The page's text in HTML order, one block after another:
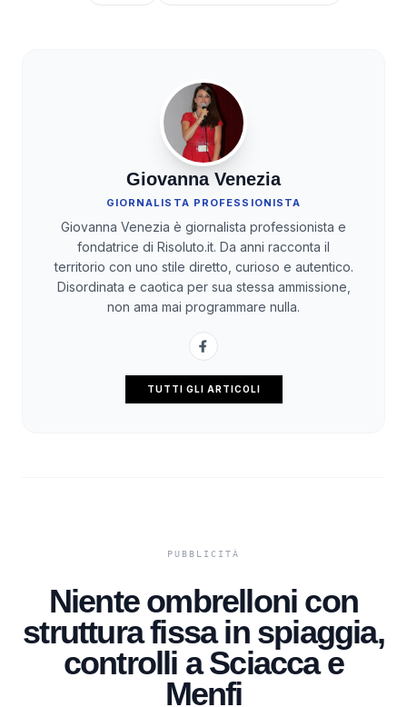
Giovanna Venezia
GIORNALISTA PROFESSIONISTA
Giovanna Venezia è giornalista professionista e
fondatrice di Risoluto.it. Da anni racconta il
territorio con uno stile diretto, curioso e autentico.
Disordinata e caotica per sua stessa ammissione,
non ama mai programmare nulla.
TUTTI GLI ARTICOLI
Niente ombrelloni con
struttura fissa in spiaggia,
controlli a Sciacca e
Menfi